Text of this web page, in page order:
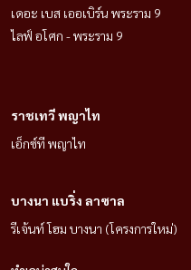
เดอะ เบส เออเบิร์น พระราม 9
ไลฟ์ อโศก - พระราม 9
ราชเทวี พญาไท
เอ็กซ์ที พญาไท
บางนา แบริ่ง ลาซาล
รีเจ้นท์ โฮม บางนา (โครงการใหม่)